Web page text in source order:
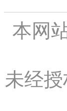
本网
未经